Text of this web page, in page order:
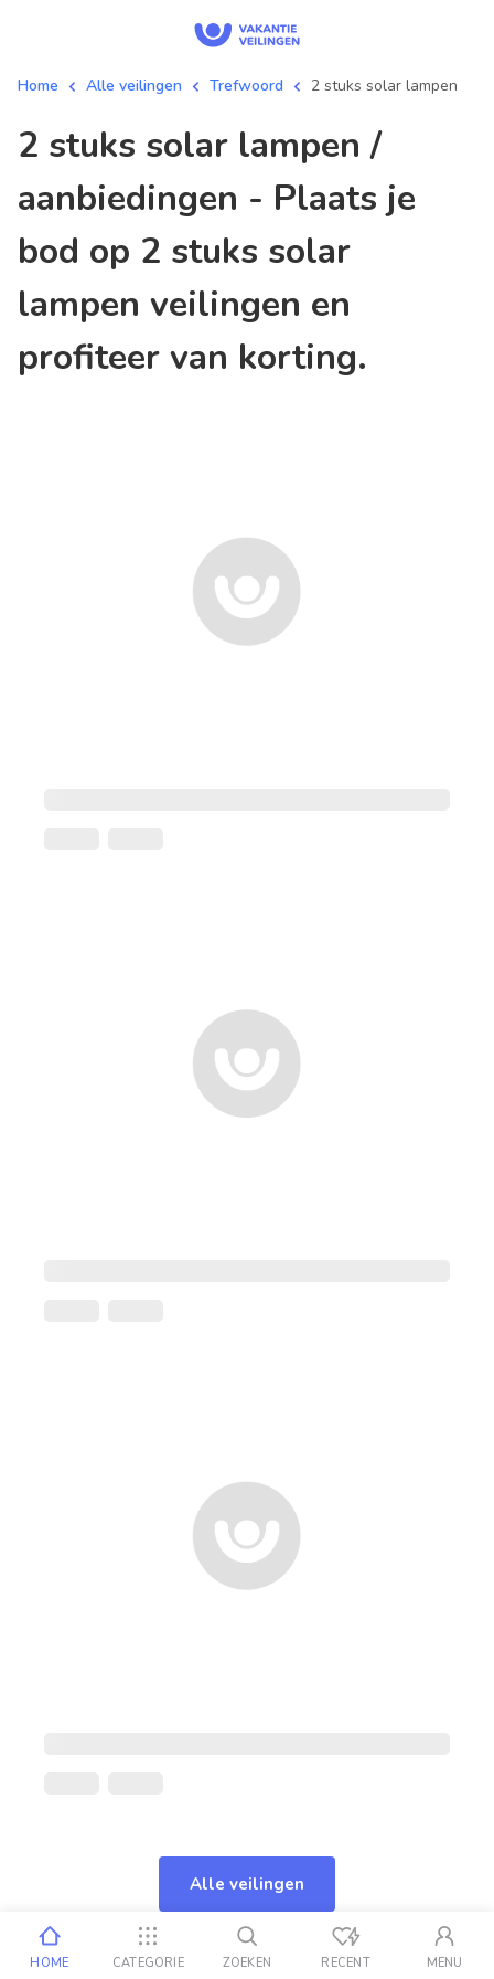
Home Alle veilingen Trefwoord 2 stuks solar lampen
2 stuks solar lampen /
aanbiedingen - Plaats je
bod op 2 stuks solar
lampen veilingen en
profiteer van korting.
Alle veilingen
HOME CATEGORIE ZOEKEN RECENT MENU